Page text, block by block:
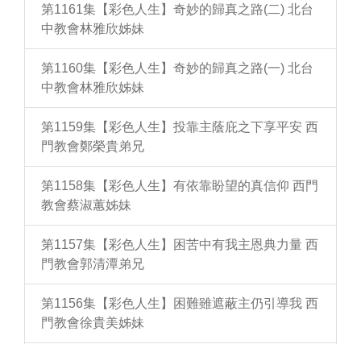
第1161集【彩色人生】奇妙的歸真之路(二) 北台
中教會林雅欣姊妹
第1160集【彩色人生】奇妙的歸真之路(一) 北台
中教會林雅欣姊妹
第1159集【彩色人生】投靠主蔭庇之下享平安 西
門教會鄭榮貴弟兄
第1158集【彩色人生】有依靠盼望的真信仰 西門
教會蔡淑蕙姊妹
第1157集【彩色人生】困苦中有我主恩典力量 西
門教會郭清潭弟兄
第1156集【彩色人生】困難雖遮蔽主仍引導我 西
門教會徐貴美姊妹